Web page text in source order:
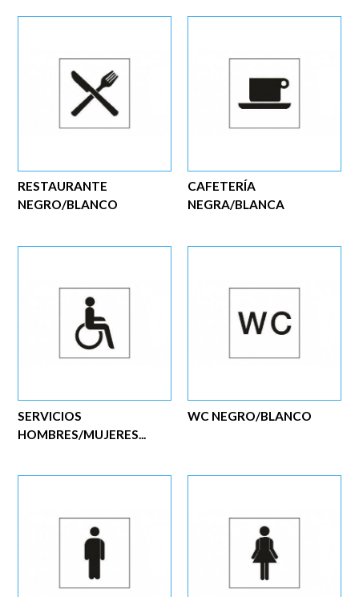
CAFETERÍA
NEGRA/BLANCA
RESTAURANTE
NEGRO/BLANCO
WC NEGRO/BLANCO
SERVICIOS
HOMBRES/MUJERES...